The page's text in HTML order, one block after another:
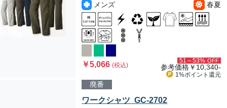
メンズ
春夏
￥5,066(税込)
51～53% OFF
参考価格￥10,340-
1%ポイント 還元
廃番
ワークシャツ GC-2702